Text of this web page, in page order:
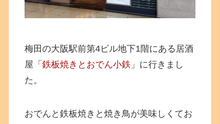
梅田の大阪駅前第4ビル地下1階にある居酒
屋「鉄板焼きとおでん小鉄 」に行きまし
た。
おでんと鉄板焼きと焼き鳥が美味しくてお